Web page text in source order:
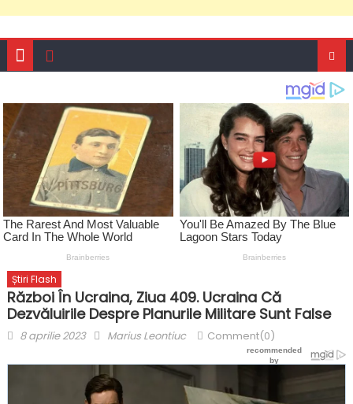
Știri Flash
Război În Ucraina, Ziua 409. Ucraina Că
Dezvăluirile Despre Planurile Militare Sunt False
Posted
8 aprilie 2023 Author
Marius Leontiuc Comment(0)